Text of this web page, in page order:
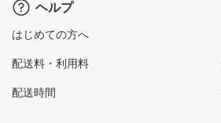
ヘルプ
はじめての方へ
配送料・利用料
配送時間